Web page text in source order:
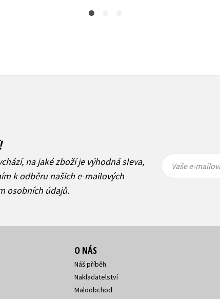
na jaké zboží je výhodná sleva,
k odběru našich e-mailových
osobních údajů.
mailová
mailová
Vaše e-
O NÁS
Náš příběh
Nakladatelství
Maloobchod